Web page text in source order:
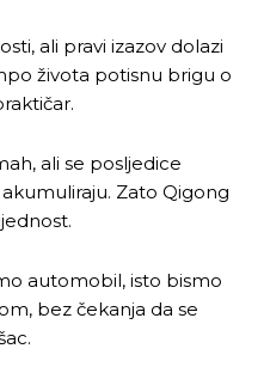
ali pravi izazov dolazi
života potisnu brigu o
ali se posljedice
Zato Qigong
automobil, isto bismo
bez čekanja da se